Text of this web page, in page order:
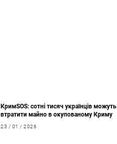
КримSOS: сотні тисяч українців можуть
втратити майно в окупованому Криму
23 / 01 / 2026